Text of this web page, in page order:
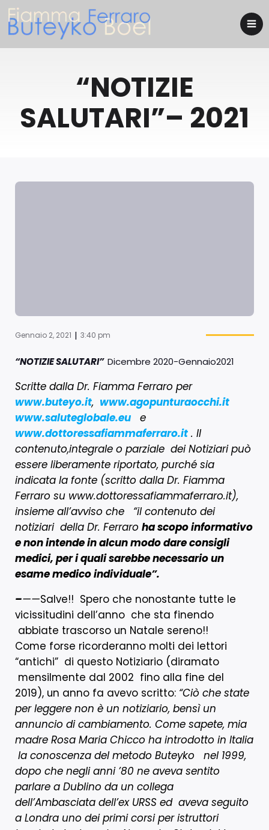
“NOTIZIE
SALUTARI”– 2021
Gennaio 2, 2021 | 3:40 pm
“NOTIZIE SALUTARI” Dicembre 2020-Gennaio2021
Scritte dalla Dr. Fiamma Ferraro per
www.buteyo.it, www.agopunturaocchi.it
www.saluteglobale.eu e
www.dottoressafiammaferraro.it . Il
contenuto,integrale o parziale dei Notiziari può
essere liberamente riportato, purché sia
indicata la fonte (scritto dalla Dr. Fiamma
Ferraro su www.dottoressafiammaferraro.it),
insieme all’avviso che “il contenuto dei
notiziari della Dr. Ferraro ha scopo informativo
e non intende in alcun modo dare consigli
medici, per i quali sarebbe necessario un
esame medico individuale”.
–——Salve!! Spero che nonostante tutte le
vicissitudini dell’anno che sta finendo
abbiate trascorso un Natale sereno!!
Come forse ricorderanno molti dei lettori
“antichi” di questo Notiziario (diramato
mensilmente dal 2002 fino alla fine del
2019), un anno fa avevo scritto: “Ciò che state
per leggere non è un notiziario, bensì un
annuncio di cambiamento. Come sapete, mia
madre Rosa Maria Chicco ha introdotto in Italia
la conoscenza del metodo Buteyko nel 1999,
dopo che negli anni ’80 ne aveva sentito
parlare a Dublino da un collega
dell’Ambasciata dell’ex URSS ed aveva seguito
a Londra uno dei primi corsi per istruttori